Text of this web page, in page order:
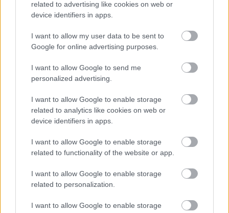
related to advertising like cookies on web or
device identifiers in apps.
I want to allow my user data to be sent to
Google for online advertising purposes.
I want to allow Google to send me
personalized advertising.
I want to allow Google to enable storage
related to analytics like cookies on web or
device identifiers in apps.
I want to allow Google to enable storage
related to functionality of the website or app.
I want to allow Google to enable storage
related to personalization.
I want to allow Google to enable storage
Obserwuj nas
Zacznij pisać, żeby zobaczyć wyniki lub przyciśnij ESC,
by zamknąć
ZOBACZ WSZYSTKIE WYNIKI
SUBSCRIBE
A customizable modal perfect for newsletters